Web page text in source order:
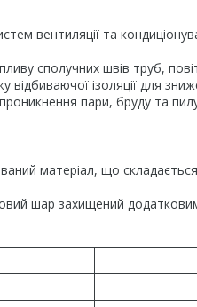
вентиляції та
сполучних швів труб,
відбиваючої ізоляції для
пари, бруду та
матеріал, що
шар захищений